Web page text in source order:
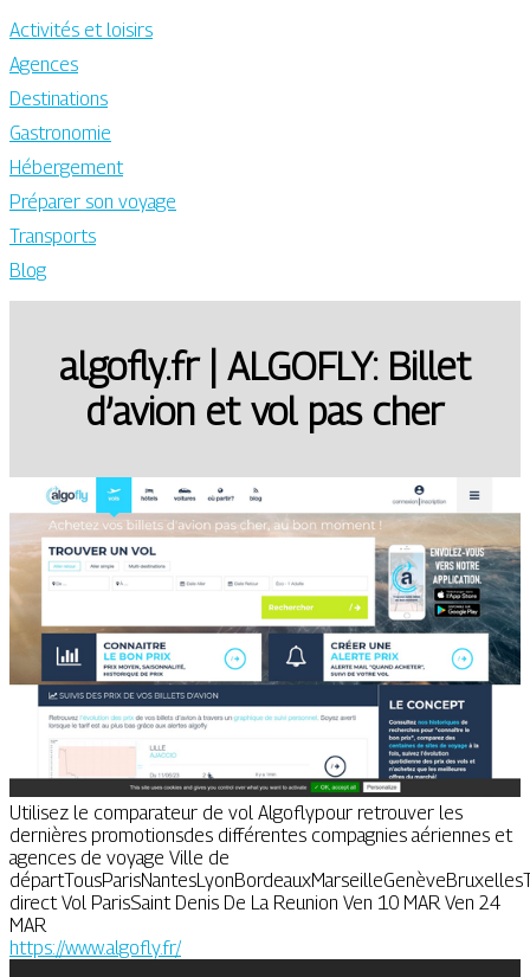
Activités et loisirs
Agences
Destinations
Gastronomie
Hébergement
Préparer son voyage
Transports
Blog
algofly.fr | ALGOFLY: Billet
d’avion et vol pas cher
Utilisez le comparateur de vol Algoflypour retrouver les
dernières promotionsdes différentes compagnies aériennes et
agences de voyage Ville de
direct Vol ParisSaint Denis De La Reunion Ven 10 MAR Ven 24
MAR
https://www.algofly.fr/